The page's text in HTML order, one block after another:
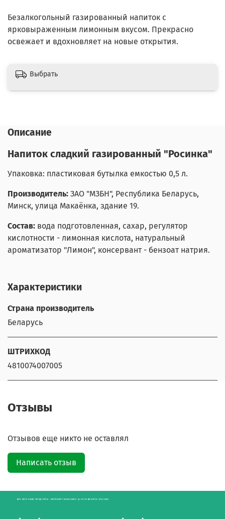
Безалкогольный газированный напиток с
ярковыраженным лимонным вкусом. Прекрасно
освежает и вдохновляет на новые открытия.
Выбрать
Описание
Напиток сладкий газированный "Росинка"
Упаковка: пластиковая бутылка емкостью 0,5 л.
Производитель: ЗАО "МЗБН", Республика Беларусь,
Минск, улица Макаёнка, здание 19.
Состав: вода подготовленная, сахар, регулятор
кислотности - лимонная кислота, натуральный
ароматизатор "Лимон", консервант - бензоат натрия.
Характеристики
Страна производитель
Беларусь
ШТРИХКОД
4810074007005
Отзывы
Отзывов еще никто не оставлял
Написать отзыв
БЕЛОРУССКИЕ ПРОДУКТЫ - ИНТЕРНЕТ-МАГАЗИН С ДОСТАВКОЙ ПО МОСКВЕ